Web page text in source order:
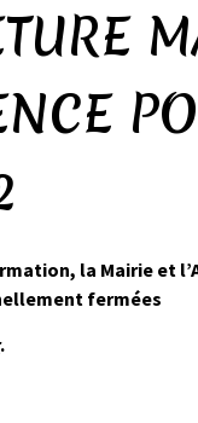
la Mairie et
fermées
.